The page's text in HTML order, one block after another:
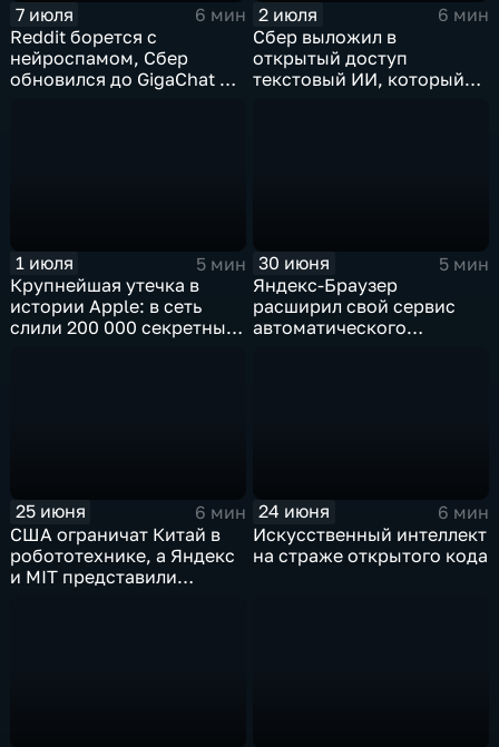
7 июля
6 мин
Reddit борется с
нейроспамом, Сбер
обновился до GigaChat 3.5
2 июля
6 мин
Сбер выложил в
открытый доступ
текстовый ИИ, который
1 июля
5 мин
Крупнейшая утечка в
истории Apple: в сеть
слили 200 000 секретных
30 июня
5 мин
Яндекс-Браузер
расширил свой сервис
автоматического
25 июня
6 мин
США ограничат Китай в
робототехнике, а Яндекс
и MIT представили
24 июня
6 мин
Искусственный интеллект
на страже открытого кода